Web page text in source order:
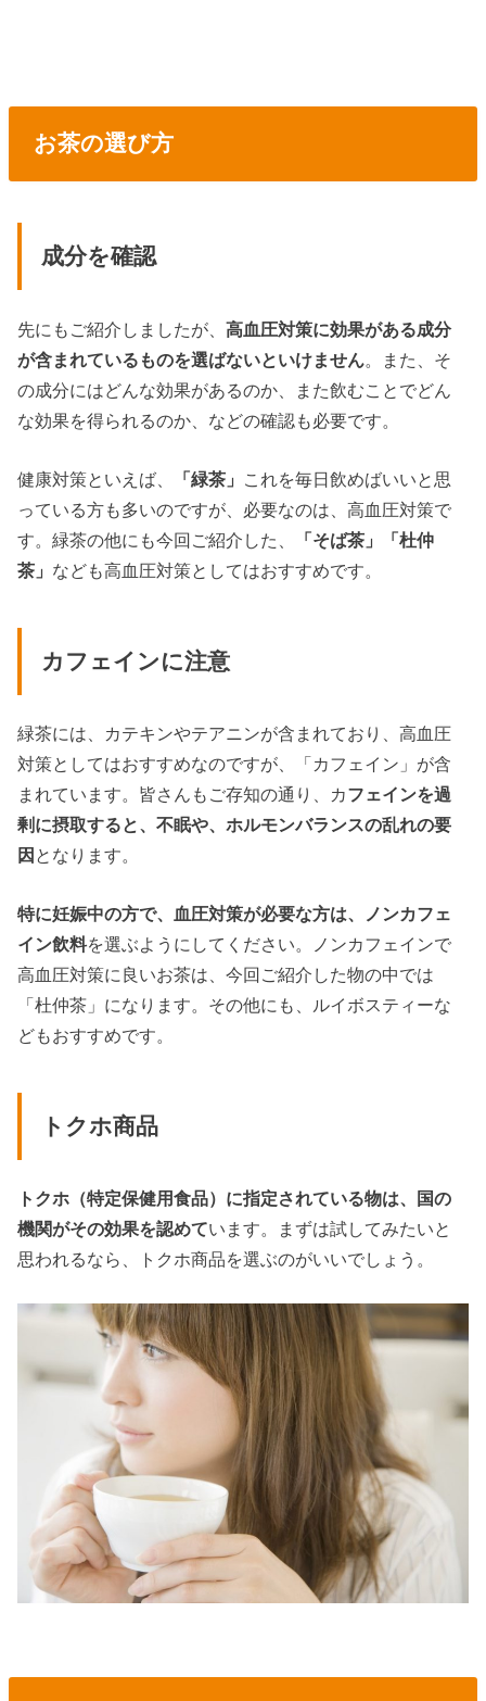
お茶の選び方
成分を確認
先にもご紹介しましたが、高血圧対策に効果がある成分
が含まれているものを選ばないといけません。また、そ
の成分にはどんな効果があるのか、また飲むことでどん
な効果を得られるのか、などの確認も必要です。
健康対策といえば、 「緑茶」 これを毎日飲めばいいと思
っている方も多いのですが、必要なのは、高血圧対策で
す。緑茶の他にも今回ご紹介した、
「そば茶」「杜仲
茶」 なども高血圧対策としてはおすすめです。
カフェインに注意
緑茶には、カテキンやテアニンが含まれており、高血圧
対策としてはおすすめなのですが、「カフェイン」が含
まれています。皆さんもご存知の通り、カフェインを過
剰に摂取すると、不眠や、ホルモンバランスの乱れの要
因 となります。
特に妊娠中の方で、血圧対策が必要な方は、ノンカフェ
イン飲料を選ぶようにしてください。ノンカフェインで
高血圧対策に良いお茶は、今回ご紹介した物の中では
「杜仲茶」になります。その他にも、ルイボスティーな
どもおすすめです。
トクホ商品
トクホ（特定保健用食品）に指定されている物は、国の
機関がその効果を認めています。まずは試してみたいと
思われるなら、トクホ商品を選ぶのがいいでしょう。